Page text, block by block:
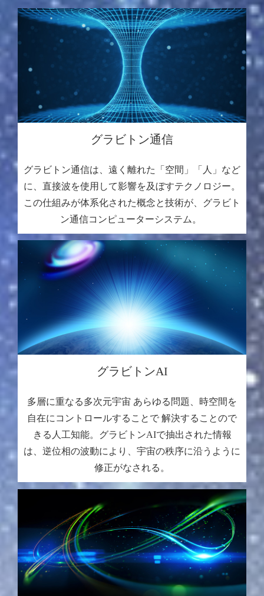
グラビトン通信
グラビトン通信は、遠く離れた「空間」「人」など
に、直接波を使用して影響を及ぼすテクノロジー。
この仕組みが体系化された概念と技術が、グラビト
ン通信コンピューターシステム。
グラビトンAI
多層に重なる多次元宇宙 あらゆる問題、時空間を
自在にコントロールすることで 解決することので
きる人工知能。グラビトンAIで抽出された情報
は、逆位相の波動により、宇宙の秩序に沿うように
修正がなされる。